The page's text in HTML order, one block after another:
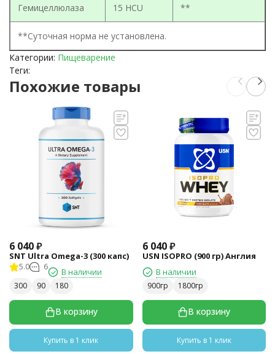
Гемицеллюлаза 15 HCU **
**Суточная норма не установлена.
Категории: Пищеварение
Теги:
Похожие товары
6 040₽
SNT Ultra Omega-3 (300 капс)
5.0 6 В наличии
300 90 180
В корзину
Купить в 1 клик
6 040 ₽
USN ISOPRO (900 гр) Англия
В наличии
900гр 1800гр
В корзину
Купить в 1 клик